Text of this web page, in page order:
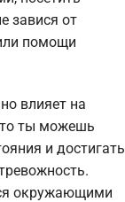
завися от
помощи
влияет на
ты можешь
и достигать
окружающими